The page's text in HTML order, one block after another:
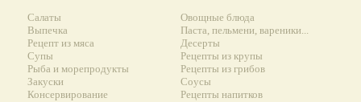
Салаты
Выпечка
Рецепт из мяса
Супы
Рыба и морепродукты
Закуски
Консервирование
Овощные блюда
Паста, пельмени, вареники...
Десерты
Рецепты из крупы
Рецепты из грибов
Соусы
Рецепты напитков